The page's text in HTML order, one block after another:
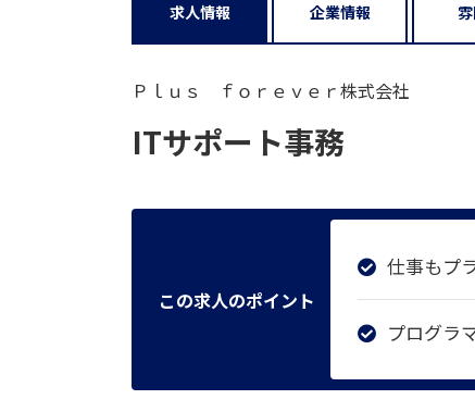
求人情報 企業情報
Ｐｌｕｓ ｆｏｒｅｖｅｒ株式会社
ITサポート事務
この求人のポイント
仕事もプ
プログラ